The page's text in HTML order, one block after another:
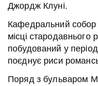
Джордж Клуні.
Кафедральний
місці стародавнього
побудований у
поєднує риси
Поряд з бульваром